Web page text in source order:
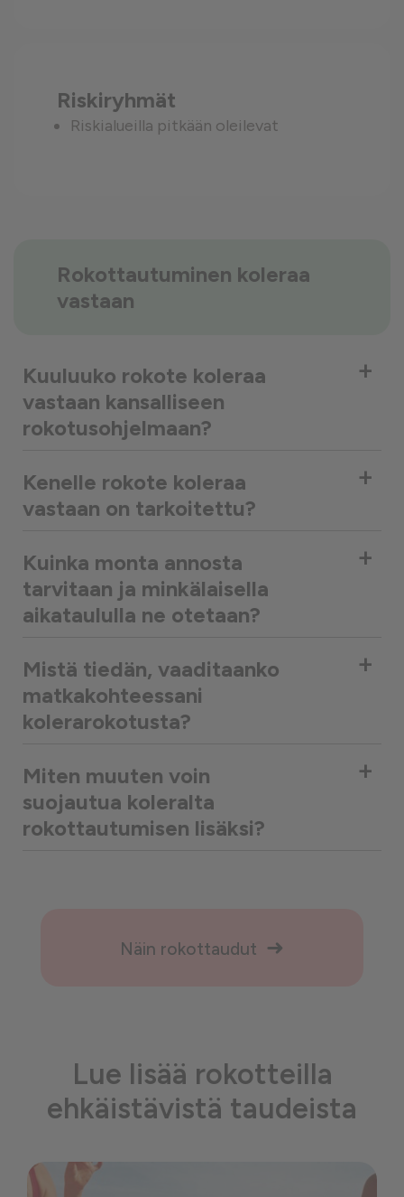
Riskiryhmät
Riskialueilla pitkään oleilevat
Rokottautuminen koleraa
vastaan
Kuuluuko rokote koleraa
vastaan kansalliseen
rokotusohjelmaan?
+
Kenelle rokote koleraa
vastaan on tarkoitettu?
+
Kuinka monta annosta
tarvitaan ja minkälaisella
aikataululla ne otetaan?
+
Mistä tiedän, vaaditaanko
matkakohteessani
kolerarokotusta?
+
Miten muuten voin
suojautua koleralta
rokottautumisen lisäksi?
+
Näin rokottaudut
Lue lisää rokotteilla
ehkäistävistä taudeista